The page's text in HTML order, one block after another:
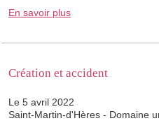
En savoir plus
Création et accident
Le 5 avril 2022
Saint-Martin-d'Hères - Domaine